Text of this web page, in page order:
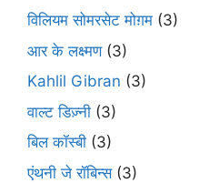
विलियम सोमरसेट मोग़म (3)
आर के लक्ष्मण(3)
Kahlil Gibran (3)
वाल्ट डिज़्नी (3)
बिल कॉस्बी (3)
एंथनी जे रॉबिन्स(3)